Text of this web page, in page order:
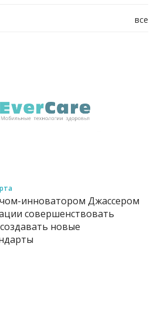
все
инноватором Джассером
совершенствовать
новые